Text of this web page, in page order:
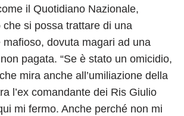
il Quotidiano Nazionale,
che si possa trattare di una
dovuta magari ad una
pagata. “Se è stato un omicidio,
mira anche all’umiliazione della
l’ex comandante dei Ris Giulio
mi fermo. Anche perché non mi